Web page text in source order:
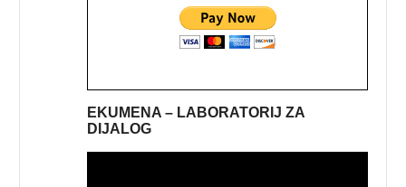
EKUMENA – LABORATORIJ ZA
DIJALOG